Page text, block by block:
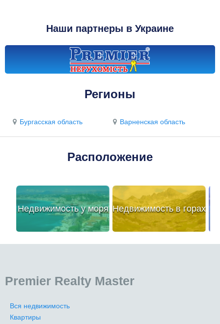
Наши партнеры в Украине
Регионы
Бургасская область Варненская область
Расположение
Недвижимость у моря Недвижимость в горах
Premier Realty Master
Вся недвижимость
Квартиры